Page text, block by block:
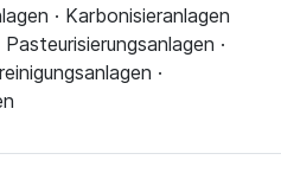
· Karbonisieranlagen
·
·